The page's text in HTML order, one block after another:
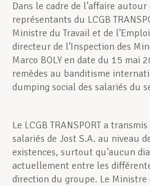
Dans le cadre de l’affaire
représentants du LCGB
Ministre du Travail et de
directeur de l’Inspection des
Marco BOLY en date du 15 mai
remèdes au banditisme
dumping social des salariés du
Le LCGB TRANSPORT a
salariés de Jost S.A. au niveau
existences, surtout qu’aucun
actuellement entre les
direction du groupe. Le Ministre